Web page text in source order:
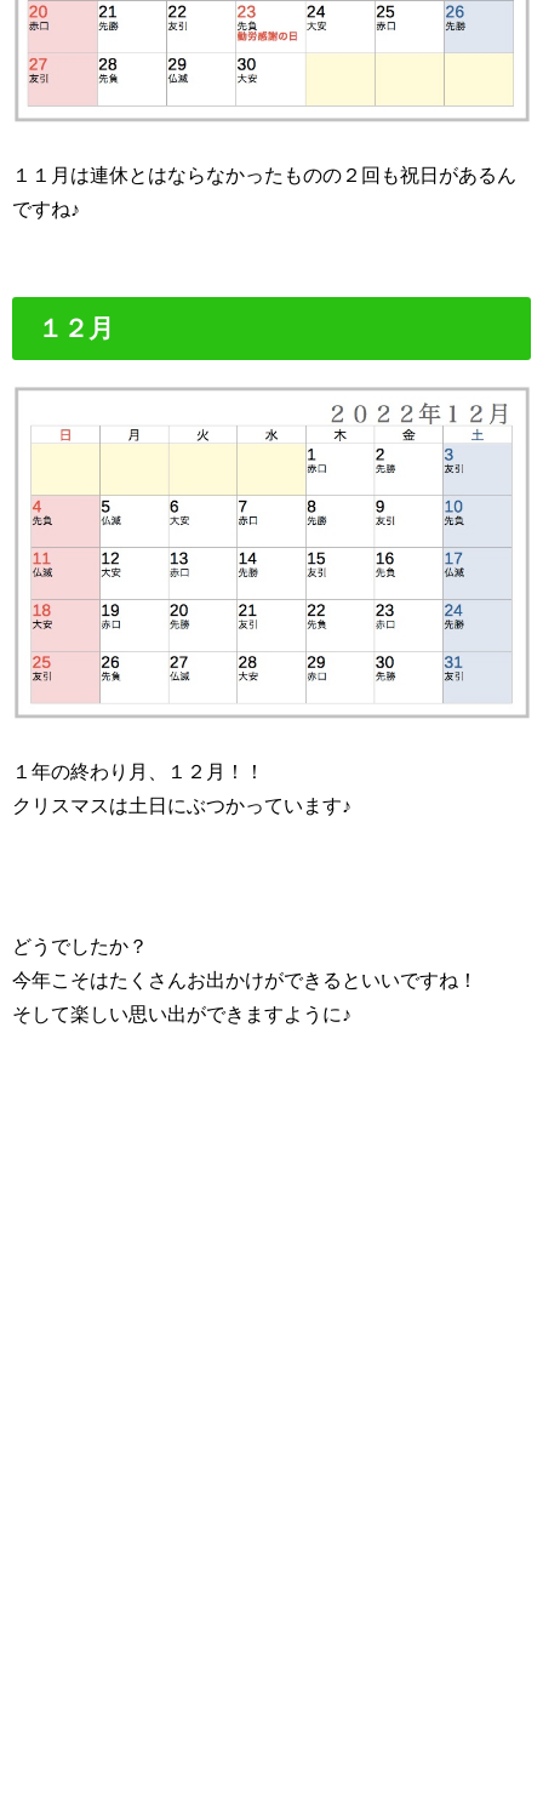
１１月は連休とはならなかったものの２回も祝日があるん
ですね♪
１２月
１年の終わり月、１２月！！
クリスマスは土日にぶつかっています♪
どうでしたか？
今年こそはたくさんお出かけができるといいですね！
そして楽しい思い出ができますように♪